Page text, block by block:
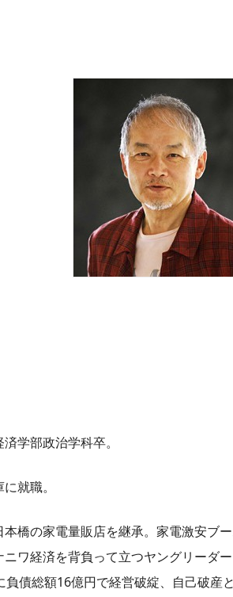
学部政治学科卒。
就職。
橋の家電量販店を継承。家電激安ブ
ニワ経済を背負って立つヤングリーダ
債総額16億円で経営破綻、自己破産と